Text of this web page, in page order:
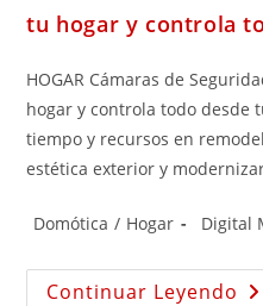
tu hogar y controla
HOGAR Cámaras de
hogar y controla todo desde
tiempo y recursos en
estética exterior y
Domótica / Hogar Digital
Continuar Leyendo